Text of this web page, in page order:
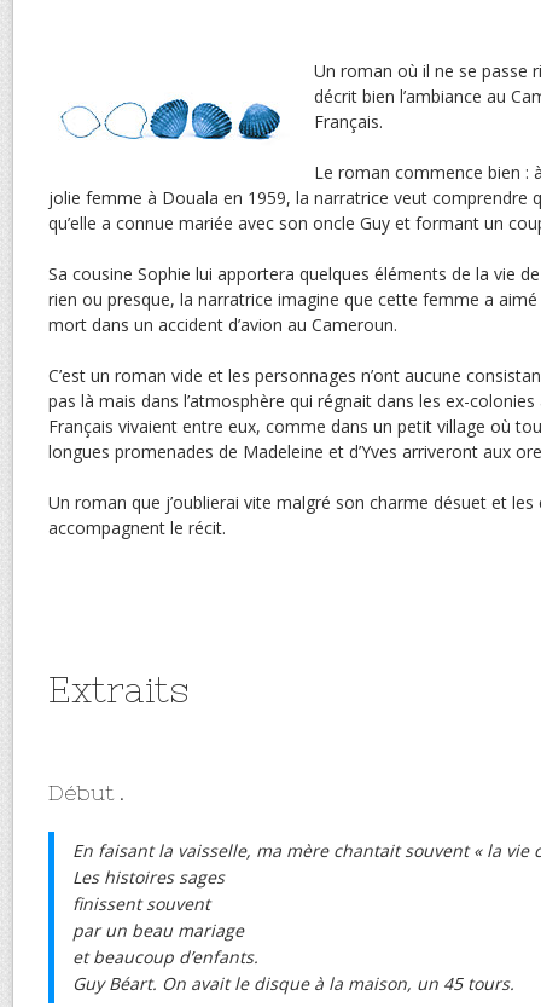
Un roman où il ne se passe
décrit bien l’ambiance au
Français.
Le roman commence bien :
jolie femme à Douala en 1959, la narratrice veut comprendre
qu’elle a connue mariée avec son oncle Guy et formant un
Sa cousine Sophie lui apportera quelques éléments de la vie
rien ou presque, la narratrice imagine que cette femme a
mort dans un accident d’avion au Cameroun.
C’est un roman vide et les personnages n’ont aucune
pas là mais dans l’atmosphère qui régnait dans les ex-
Français vivaient entre eux, comme dans un petit village où
longues promenades de Madeleine et d’Yves arriveront aux
Un roman que j’oublierai vite malgré son charme désuet et les
accompagnent le récit.
Extraits
Début .
En faisant la vaisselle, ma mère chantait souvent « la vie
Les histoires sages
finissent souvent
par un beau mariage
et beaucoup d’enfants.
Guy Béart. On avait le disque à la maison, un 45 tours.